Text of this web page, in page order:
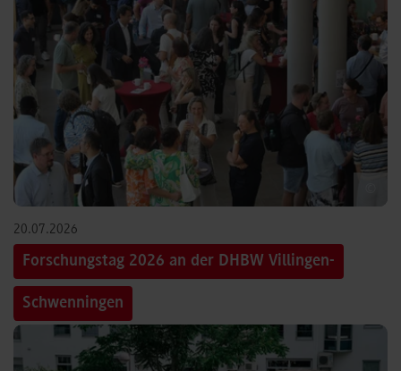
20.07.2026
Forschungstag 2026 an der DHBW Villingen-
Schwenningen